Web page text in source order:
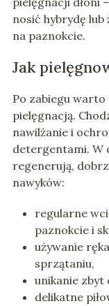
nosić hybrydę lub
na paznokcie.
Jak
Po zabiegu warto
pielęgnacją.
nawilżanie i
detergentami. W
regenerują,
nawyków:
regularne
paznokcie i
używanie
sprzątaniu,
unikanie zbyt
delikatne